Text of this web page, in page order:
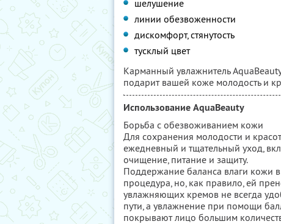
шелушение
линии обезвоженности
дискомфорт, стянутость
тусклый цвет
Карманный увлажнитель
подарит вашей коже молодость и
Использование AquaBeauty
Борьба с обезвоживанием кожи
Для сохранения молодости и
ежедневный и тщательный уход,
очищение, питание и защиту.
Поддержание баланса влаги кожи
процедура, но, как правило, ей
увлажняющих кремов не всегда
пути, а увлажнение при помощи
покрывают лицо большим